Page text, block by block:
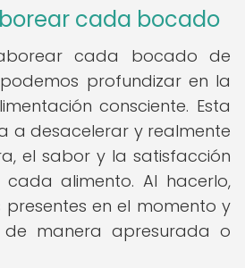
cada bocado
cada bocado de
profundizar en la
consciente. Esta
a desacelerar y realmente
el sabor y la satisfacción
alimento. Al hacerlo,
en el momento y
de manera apresurada o